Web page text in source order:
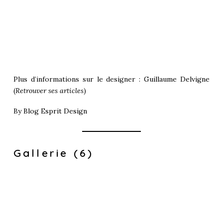
Plus d’informations sur le designer :Guillaume Delvigne
(Retrouver ses articles)
ByBlog Esprit Design
Gallerie (6)